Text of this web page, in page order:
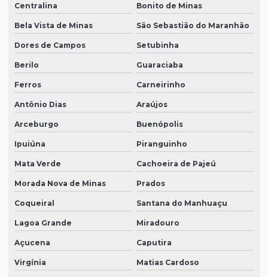
Centralina Bonito de Minas
Bela Vista de Minas São Sebastião do Maranhão
Dores de Campos Setubinha
Berilo Guaraciaba
Ferros Carneirinho
Antônio Dias Araújos
Arceburgo Buenópolis
Ipuiúna Piranguinho
Mata Verde Cachoeira de Pajeú
Morada Nova de Minas Prados
Coqueiral Santana do Manhuaçu
Lagoa Grande Miradouro
Açucena Caputira
Virgínia Matias Cardoso